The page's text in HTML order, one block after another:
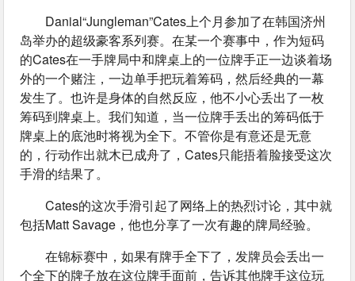
Danial“Jungleman”Cates上个月参加了在韩国济州
岛举办的超级豪客系列赛。在某一个赛事中，作为短码
的Cates在一手牌局中和牌桌上的一位牌手正一边谈着场
外的一个赌注，一边单手把玩着筹码，然后经典的一幕
发生了。也许是身体的自然反应，他不小心丢出了一枚
筹码到牌桌上。我们知道，当一位牌手丢出的筹码低于
牌桌上的底池时将视为全下。不管你是有意还是无意
的，行动作出就木已成舟了，Cates只能捂着脸接受这次
手滑的结果了。
Cates的这次手滑引起了网络上的热烈讨论，其中就
包括Matt Savage，他也分享了一次有趣的牌局经验。
在锦标赛中，如果有牌手全下了，发牌员会丢出一
个全下的牌子放在这位牌手面前，告诉其他牌手这位玩